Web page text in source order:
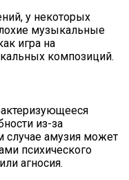
у некоторых
музыкальные
игра на
композиций.
из-за
случае амузия может
психического
агносия.